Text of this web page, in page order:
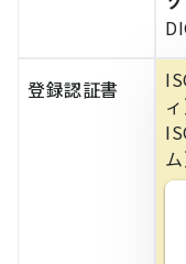
登録認証書
ィ
ム